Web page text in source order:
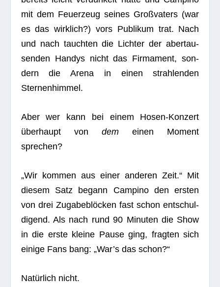
mit dem Feu­er­zeug sei­nes Groß­va­ters (war
es das wirk­lich?) vors Publi­kum trat. Nach
und nach tauch­ten die Lich­ter der aber­tau­
sen­den Han­dys nicht das Fir­ma­ment, son­
dern die Arena in einen strah­len­den
Sternenhimmel.
Aber wer kann bei einem Hosen-Kon­zert
über­haupt von dem einen Moment
sprechen?
„Wir kom­men aus einer ande­ren Zeit.“ Mit
die­sem Satz begann Cam­pino den ers­ten
von drei Zuga­be­blö­cken fast schon ent­schul­
di­gend. Als nach rund 90 Minu­ten die Show
in die erste kleine Pause ging, frag­ten sich
einige Fans bang: „War’s das schon?“
Natür­lich nicht.